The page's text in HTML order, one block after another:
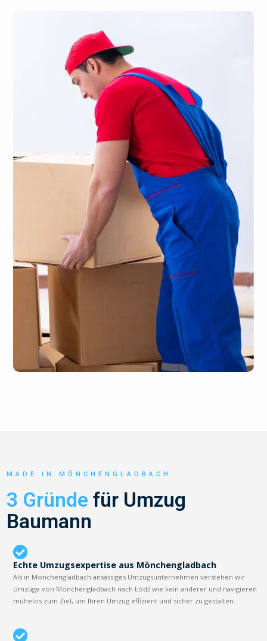
MADE IN MÖNCHENGLADBACH
3 Gründe für Umzug
Baumann
Echte Umzugsexpertise aus Mönchengladbach
Als in Mönchengladbach ansässiges Umzugsunternehmen verstehen wir
Umzüge von Mönchengladbach nach Łódź wie kein anderer und navigieren
mühelos zum Ziel, um Ihren Umzug effizient und sicher zu gestalten.